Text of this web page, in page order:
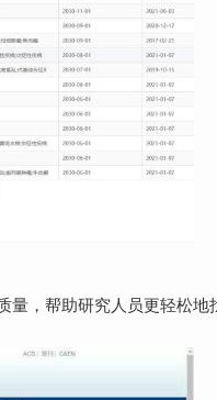
量，帮助研究人员更轻松